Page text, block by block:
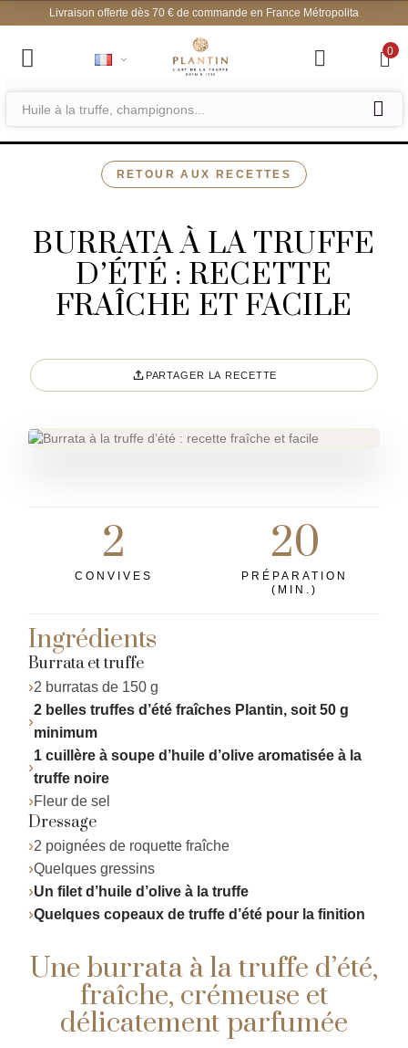
Livraison offerte dès 70 € de commande en
0
RETOUR AUX RECETTES
BURRATA À LA TRUFFE
D’ÉTÉ : RECETTE
FRAÎCHE ET FACILE
PARTAGER LA RECETTE
2
CONVIVES
20
PRÉPARATION
(MIN.)
Ingrédients
Burrata et truffe
2 burratas de 150 g
2 belles truffes d’été fraîches Plantin, soit 50 g
minimum
1 cuillère à soupe d’huile d’olive aromatisée à la
truffe noire
Fleur de sel
Dressage
2 poignées de roquette fraîche
Quelques gressins
Un filet d’huile d’olive à la truffe
Quelques copeaux de truffe d’été pour la finition
Une burrata à la truffe d’été,
fraîche, crémeuse et
délicatement parfumée